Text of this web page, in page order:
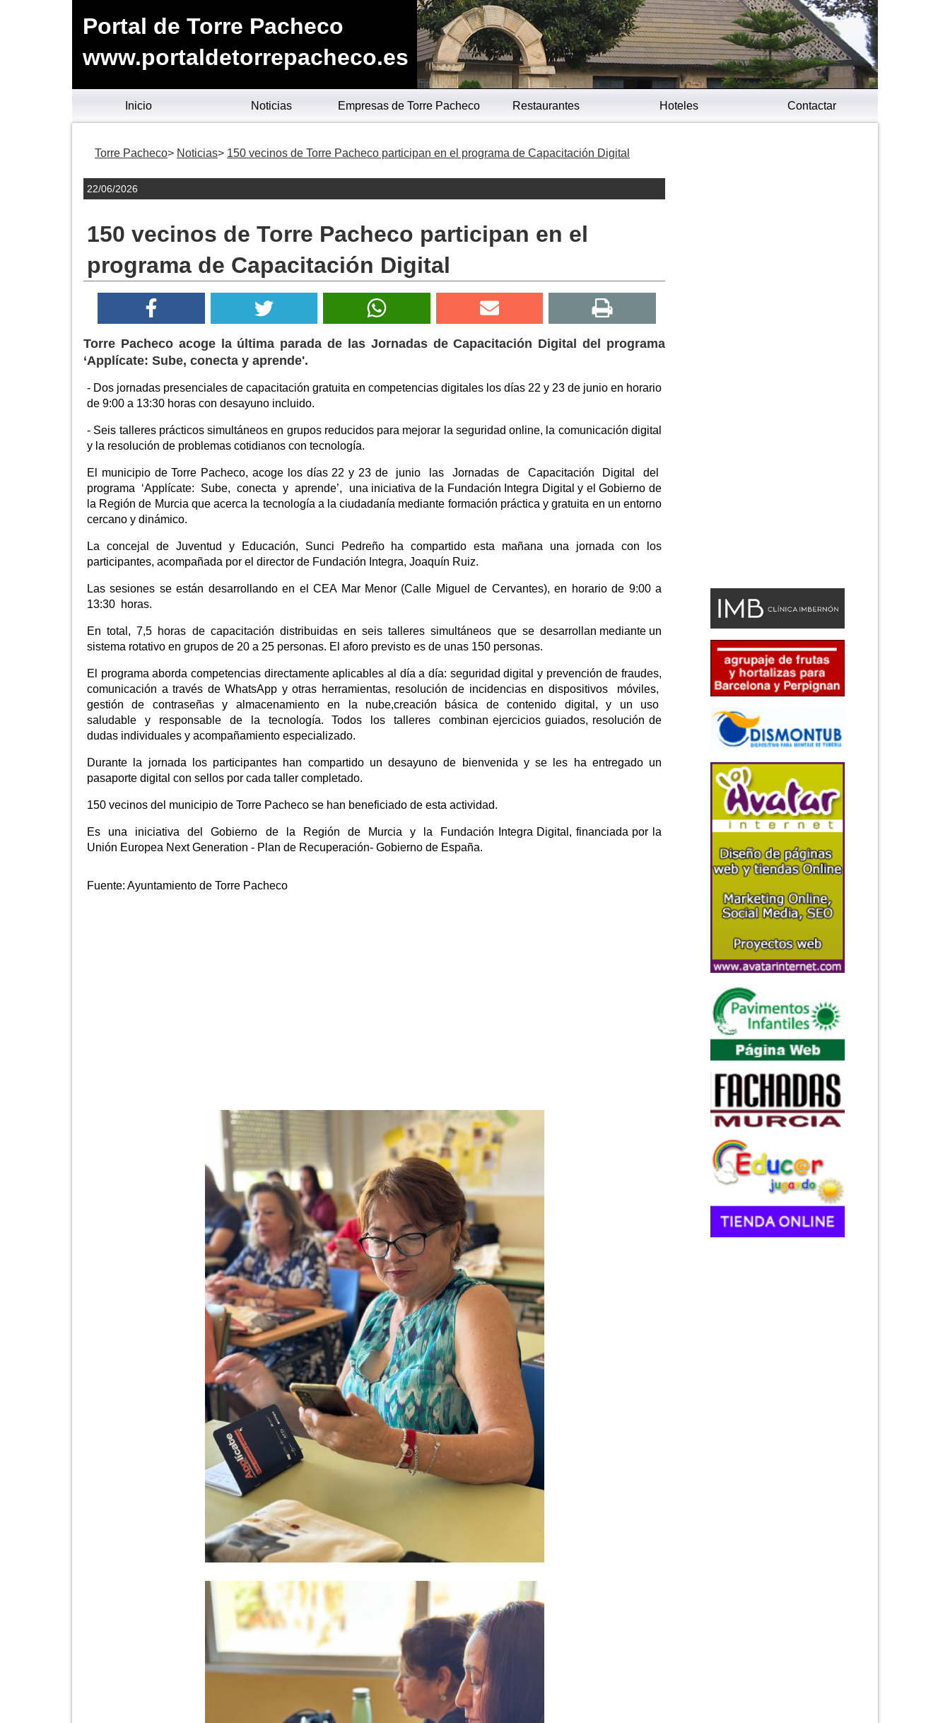
Portal de Torre Pacheco
www.portaldetorrepacheco.es
Inicio Noticias Empresas de Torre Pacheco Restaurantes Hoteles Contactar
Torre Pacheco Noticias 150 vecinos de Torre Pacheco participan en el programa de Capacitación Digital
22/06/2026
150 vecinos de Torre Pacheco participan en el
programa de Capacitación Digital
Torre Pacheco acoge la última parada de las Jornadas de Capacitación Digital del programa
‘Applícate: Sube, conecta y aprende'.
- Dos jornadas presenciales de capacitación gratuita en competencias digitales los días 22 y 23 de junio en horario
de 9:00 a 13:30 horas con desayuno incluido.
- Seis talleres prácticos simultáneos en grupos reducidos para mejorar la seguridad online, la comunicación digital
y la resolución de problemas cotidianos con tecnología.
El municipio de Torre Pacheco, acoge los días 22 y 23 de junio las Jornadas de Capacitación Digital del
programa ‘Applícate: Sube, conecta y aprende’, una iniciativa de la Fundación Integra Digital y el Gobierno de
la Región de Murcia que acerca la tecnología a la ciudadanía mediante formación práctica y gratuita en un entorno
cercano y dinámico.
La concejal de Juventud y Educación, Sunci Pedreño ha compartido esta mañana una jornada con los
participantes, acompañada por el director de Fundación Integra, Joaquín Ruiz.
Las sesiones se están desarrollando en el CEA Mar Menor (Calle Miguel de Cervantes), en horario de 9:00 a
13:30 horas.
En total, 7,5 horas de capacitación distribuidas en seis talleres simultáneos que se desarrollan mediante un
sistema rotativo en grupos de 20 a 25 personas. El aforo previsto es de unas 150 personas.
El programa aborda competencias directamente aplicables al día a día: seguridad digital y prevención de fraudes,
comunicación a través de WhatsApp y otras herramientas, resolución de incidencias en dispositivos móviles,
gestión de contraseñas y almacenamiento en la nube,creación básica de contenido digital, y un uso
saludable y responsable de la tecnología. Todos los talleres combinan ejercicios guiados, resolución de
dudas individuales y acompañamiento especializado.
Durante la jornada los participantes han compartido un desayuno de bienvenida y se les ha entregado un
pasaporte digital con sellos por cada taller completado.
150 vecinos del municipio de Torre Pacheco se han beneficiado de esta actividad.
Es una iniciativa del Gobierno de la Región de Murcia y la Fundación Integra Digital, financiada por la
Unión Europea Next Generation - Plan de Recuperación- Gobierno de España.
Fuente: Ayuntamiento de Torre Pacheco